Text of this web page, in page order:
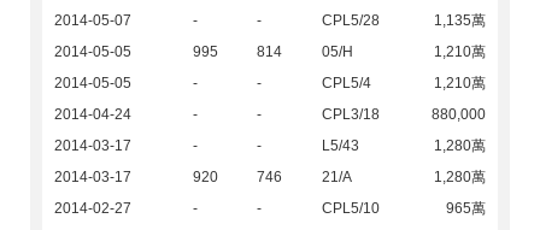
2014-05-07
- - CPL5/28
1,135萬
2014-05-05
995 814 05/H
1,210萬
2014-05-05
- - CPL5/4
1,210萬
2014-04-24
- - CPL3/18
880,000
2014-03-17
- - L5/43
1,280萬
2014-03-17
920 746 21/A
1,280萬
2014-02-27
- - CPL5/10
965萬